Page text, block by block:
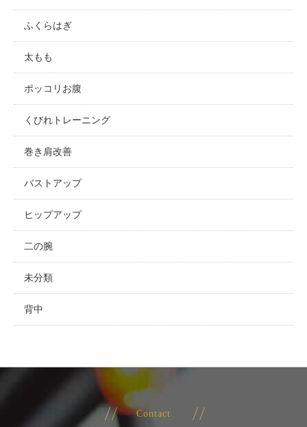
ふくらはぎ
太もも
ポッコリお腹
くびれトレーニング
巻き肩改善
バストアップ
ヒップアップ
二の腕
未分類
背中
Contact